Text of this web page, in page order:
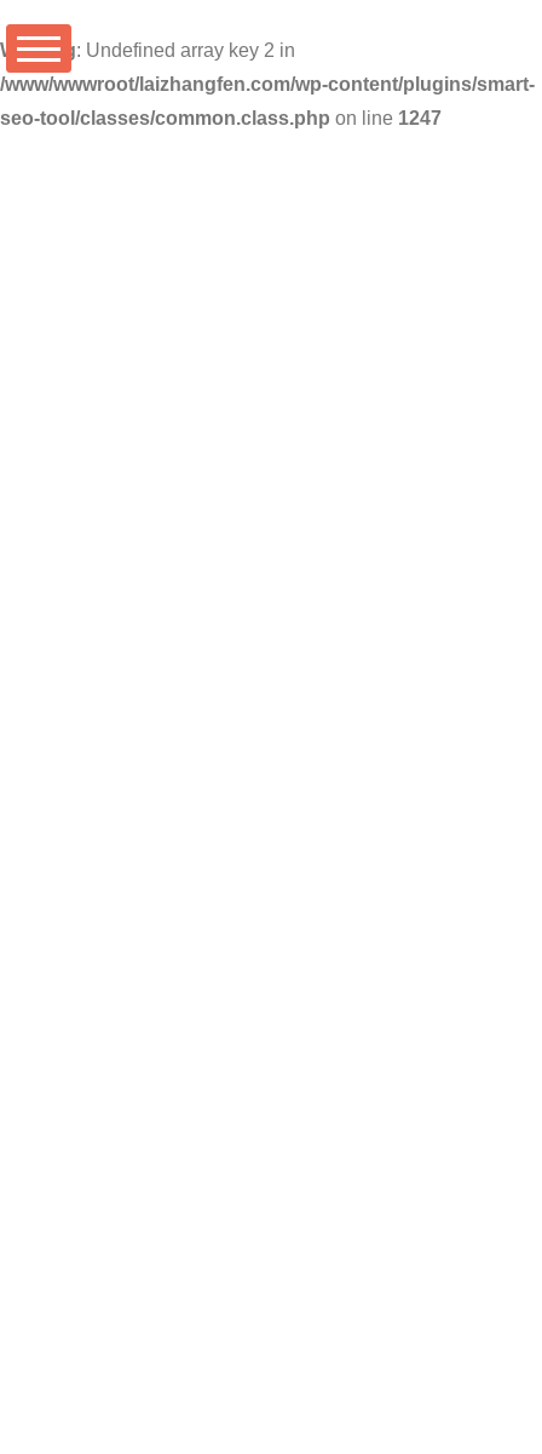
Warning: Undefined array key 2 in
/www/wwwroot/laizhangfen.com/wp-content/plugins/smart-
seo-tool/classes/common.class.php on line 1247